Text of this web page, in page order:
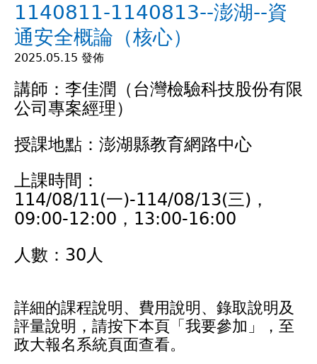
裡
1140811-1140813--澎湖--資
通安全概論（核心）
2025.05.15 發佈
講師：李佳潤（台灣檢驗科技股份有限
公司專案經理）
授課地點：澎湖縣教育網路中心
上課時間：
114/08/11(一)-114/08/13(三)，
09:00-12:00，13:00-16:00
人數：30人
詳細的課程說明、費用說明、錄取說明及
評量說明，請按下本頁「我要參加」，至
政大報名系統頁面查看。